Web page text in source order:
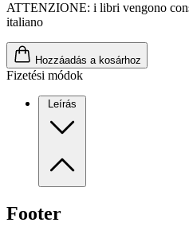
ATTENZIONE: i libri vengono
italiano
Hozzáadás a kosárhoz
Fizetési módok
Leírás
Footer